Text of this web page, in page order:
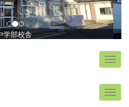
小・中学部校舎